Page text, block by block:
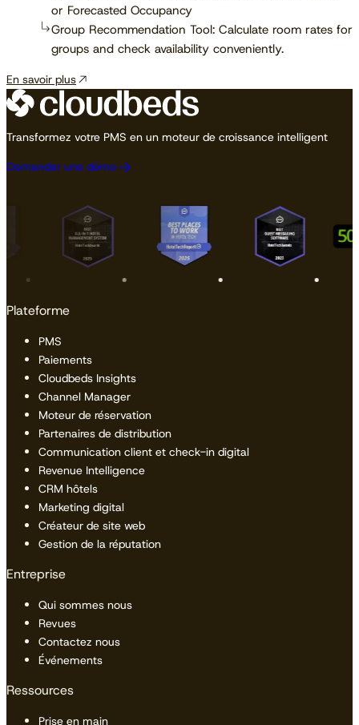
or Forecasted Occupancy
Group Recommendation Tool: Calculate room rates for
groups and check availability conveniently.
En savoir plus
Transformez votre PMS en un moteur de croissance intelligent
Demander une démo
Plateforme
PMS
Paiements
Cloudbeds Insights
Channel Manager
Moteur de réservation
Partenaires de distribution
Communication client et check-in digital
Revenue Intelligence
CRM hôtels
Marketing digital
Créateur de site web
Gestion de la réputation
Entreprise
Qui sommes nous
Revues
Contactez nous
Événements
Ressources
Prise en main